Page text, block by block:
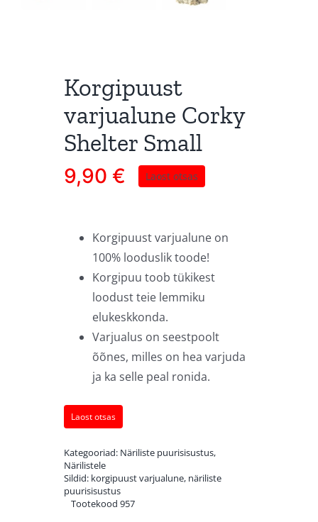
Korgipuust
varjualune Corky
Shelter Small
9,90 € Laost otsas
Korgipuust varjualune on
100% looduslik toode!
Korgipuu toob tükikest
loodust teie lemmiku
elukeskkonda.
Varjualus on seestpoolt
õõnes, milles on hea varjuda
ja ka selle peal ronida.
Laost otsas
Kategooriad: Näriliste puurisisustus,
Närilistele
Sildid: korgipuust varjualune, näriliste
puurisisustus
Tootekood 957